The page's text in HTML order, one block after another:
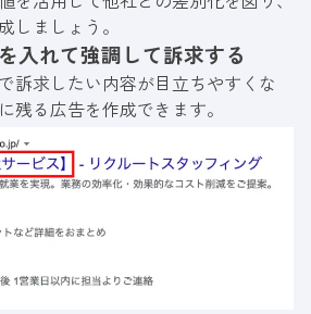
しましょう。
入れて強調して訴求する
訴求したい内容が目立ちやすくな
残る広告を作成できます。